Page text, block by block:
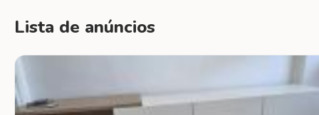
Lista de anúncios